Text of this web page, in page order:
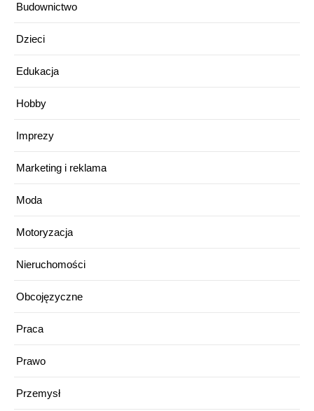
Budownictwo
Dzieci
Edukacja
Hobby
Imprezy
Marketing i reklama
Moda
Motoryzacja
Nieruchomości
Obcojęzyczne
Praca
Prawo
Przemysł